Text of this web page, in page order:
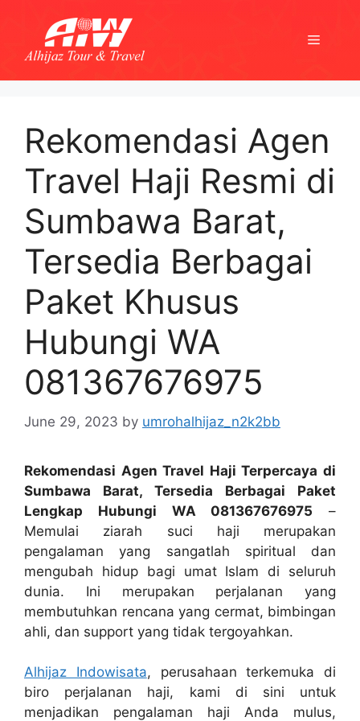
content
Menu
Rekomendasi Agen
Travel Haji Resmi di
Sumbawa Barat,
Tersedia Berbagai
Paket Khusus
Hubungi WA
081367676975
June 29, 2023 by umrohalhijaz_n2k2bb
Rekomendasi Agen Travel Haji Terpercaya di
Sumbawa Barat, Tersedia Berbagai Paket
Lengkap Hubungi WA 081367676975 –
Memulai ziarah suci haji merupakan
pengalaman yang sangatlah spiritual dan
mengubah hidup bagi umat Islam di seluruh
dunia. Ini merupakan perjalanan yang
membutuhkan rencana yang cermat, bimbingan
ahli, dan support yang tidak tergoyahkan.
Alhijaz Indowisata, perusahaan terkemuka di
biro perjalanan haji, kami di sini untuk
menjadikan pengalaman haji Anda mulus,